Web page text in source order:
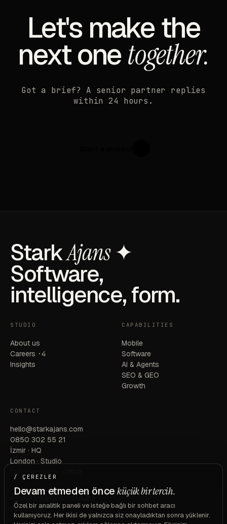
Let's make the
next onetogether.
Got a brief? A senior partner replies
within 24 hours.
StarkAjans✦
Software,
intelligence, form.
STUDIO
About us
Careers ·4
Insights
CAPABILITIES
Mobile
Software
AI & Agents
SEO & GEO
Growth
CONTACT
hello@starkajans.com
0850 302 55 21
İzmir · HQ
London · Studio
Facebook
/ ÇEREZLER
Devam etmeden önceküçük bir tercih.
Özel bir analitik paneli ve isteğe bağlı bir sohbet aracı
kullanıyoruz. Her ikisi de yalnızca siz onayladıktan sonra yüklenir.